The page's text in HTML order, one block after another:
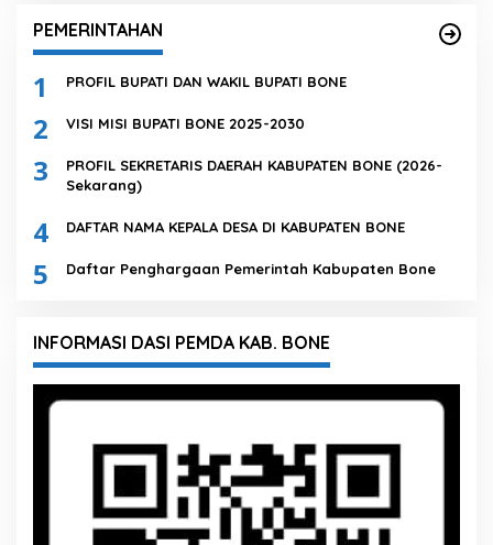
PEMERINTAHAN
1 PROFIL BUPATI DAN WAKIL BUPATI BONE
2 VISI MISI BUPATI BONE 2025-2030
3
PROFIL SEKRETARIS DAERAH KABUPATEN BONE (2026-
Sekarang)
4 DAFTAR NAMA KEPALA DESA DI KABUPATEN BONE
5 Daftar Penghargaan Pemerintah Kabupaten Bone
INFORMASI DASI PEMDA KAB. BONE